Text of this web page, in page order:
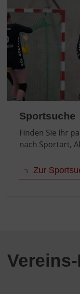
Sportsuche
Finden Sie Ihr
nach Sportart,
Zur